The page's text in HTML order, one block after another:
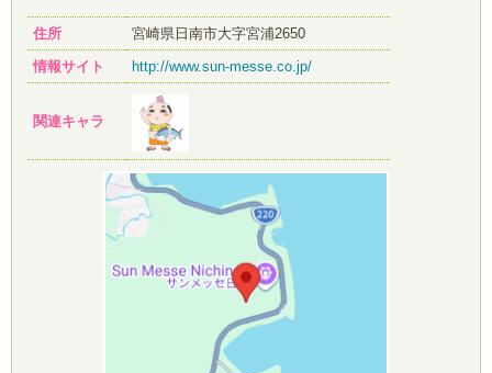
住所
宮崎県日南市大字宮浦2650
情報サイト
http://www.sun-messe.co.jp/
関連キャラ